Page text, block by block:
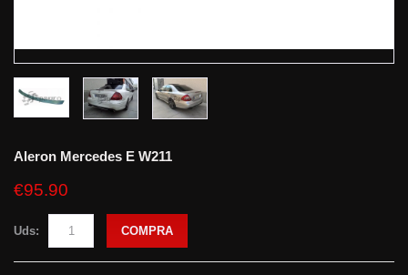
Aleron Mercedes E W211
€95.90
Uds: COMPRA